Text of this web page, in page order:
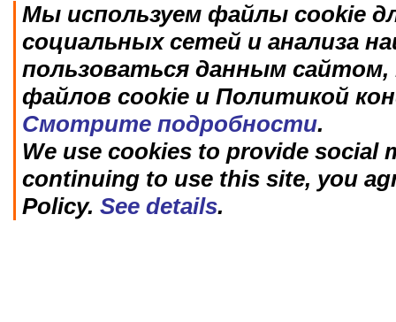
Мы используем файлы cookie
социальных сетей и анализа
пользоваться данным
файлов cookie и Политикой
Смотрите подробности.
We use cookies to provide social
continuing to use this site, you
Policy. See details.